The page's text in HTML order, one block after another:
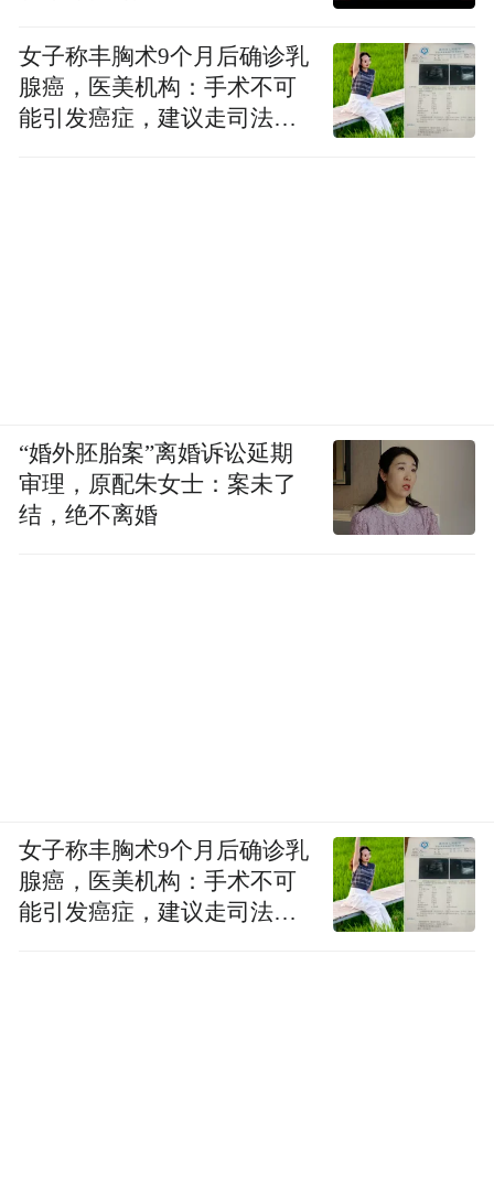
女子称丰胸术9个月后确诊乳
腺癌，医美机构：手术不可
能引发癌症，建议走司法途
“婚外胚胎案”离婚诉讼延期
审理，原配朱女士：案未了
结，绝不离婚
女子称丰胸术9个月后确诊乳
腺癌，医美机构：手术不可
能引发癌症，建议走司法途